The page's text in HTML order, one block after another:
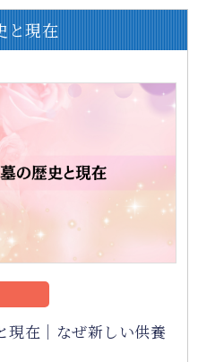
と現在
現在｜なぜ新しい供養